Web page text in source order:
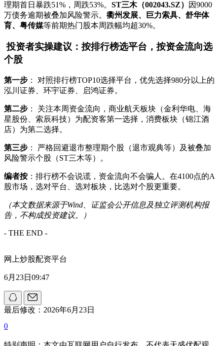
理期首日暴跌51%，周跌53%。 ST三木（002043.SZ）
因9000
万债务逾期被叠加风险警示。 衢州发展、巨力索具、舒华体
育、粤传媒等前期热门股本周跌幅均超30%。
投资者实操建议：按排行榜选平台，按资金流向选
个股
第一步 ： 对照排行榜TOP10选择平台，优先选择980分以上的
泓川证券、环宇证券、启鸿证券。
第二步 ： 关注本周资金流向，商业航天板块（金利华电、海
星股份、索辰科技）为配资客第一选择，消费板块（锦江酒
店）为第二选择。
第三步 ： 严格回避退市整理期个股（退市观典等）及被叠加
风险警示个股（ST三木等）。
编者按 ：排行榜不会说谎，资金流向不会骗人。在4100点的A
股市场，选对平台、选对板块，比选对个股更重要。
（本文数据来源于Wind、证监会公开信息及独立评测机构报
告，不构成投资建议。）
- THE END -
网上炒股配资平台
6月23日09:47
最后修改：2026年6月23日
0